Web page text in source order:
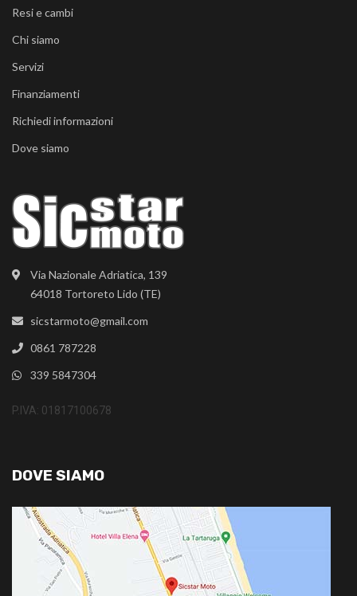
Via Nazionale Adriatica, 139
64018 Tortoreto Lido (TE)
sicstarmoto@gmail.com
0861 787228
339 5847304
P.IVA: 01817100678
Resi e cambi
Chi siamo
Servizi
Finanziamenti
Richiedi informazioni
Dove siamo
DOVE SIAMO